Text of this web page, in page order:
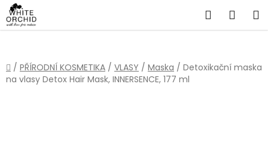
Přejít
na
obsah
Hledat
Domů
/ PŘÍRODNÍ KOSMETIKA / VLASY / Maska / Detoxikační maska
na vlasy Detox Hair Mask, INNERSENCE, 177 ml